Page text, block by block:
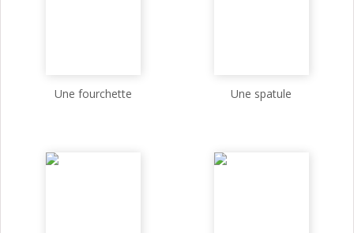
Une fourchette Une spatule